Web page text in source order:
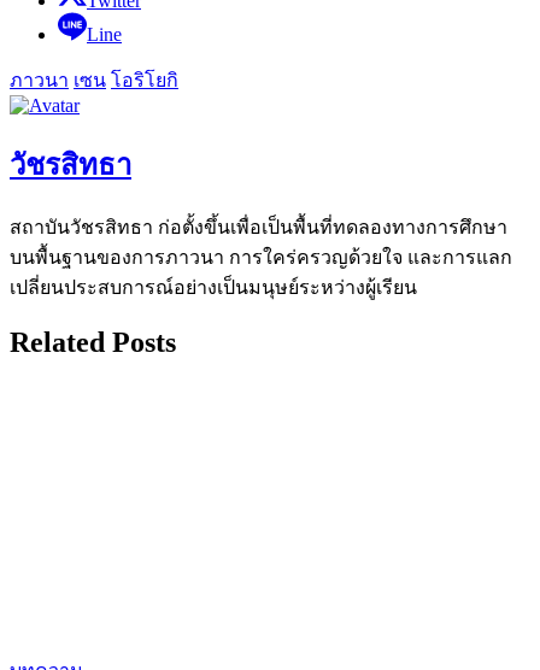
Line
ภาวนา เซน โอริโยกิ
วัชรสิทธา
สถาบันวัชรสิทธา ก่อตั้งขึ้นเพื่อเป็นพื้นที่ทดลองทางการศึกษา
บนพื้นฐานของการภาวนา การใคร่ครวญด้วยใจ และการแลก
เปลี่ยนประสบการณ์อย่างเป็นมนุษย์ระหว่างผู้เรียน
Related Posts